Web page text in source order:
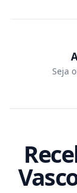
Seja